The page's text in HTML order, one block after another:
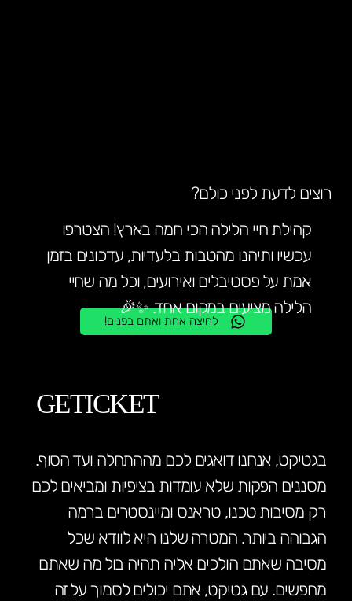
לחיצה אחת ואתם בפנים!
קהילת חיי הלילה הכי חמה בארץ! הצטרפו
עכשיו ותיהנו מהטבות בלעדיות, עדכונים בזמן
אמת על פסטיבלים ואירועים, וכל מה שחיי
הלילה מציעים במקום אחד. ✨🎉
רוצים לדעת לפני כולם?
GETICKET
בגטיקט, אנחנו דואגים לכם מההתחלה ועד הסוף.
מסננים הפקות שלא עומדות בציפיות ומביאים לכם
רק מסיבות טכנו, טראנס ומיינסטרים ברמה
הגבוהה ביותר. המטרה שלנו היא לוודא שכל
מסיבה שאתם הולכים אליה תהיה בול מה שאתם
מחפשים. עם גטיקט, אתם יכולים לסמוך על זה